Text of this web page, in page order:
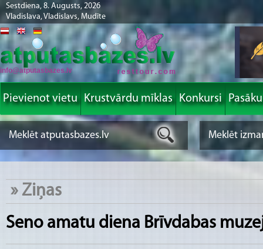
Sestdiena, 8. Augusts, 2026
Vladislava, Vladislavs, Mudīte
info@atputasbazes.lv
Pievienot vietu Krustvārdu mīklas Konkursi
» Ziņas
Seno amatu diena Brīvdabas